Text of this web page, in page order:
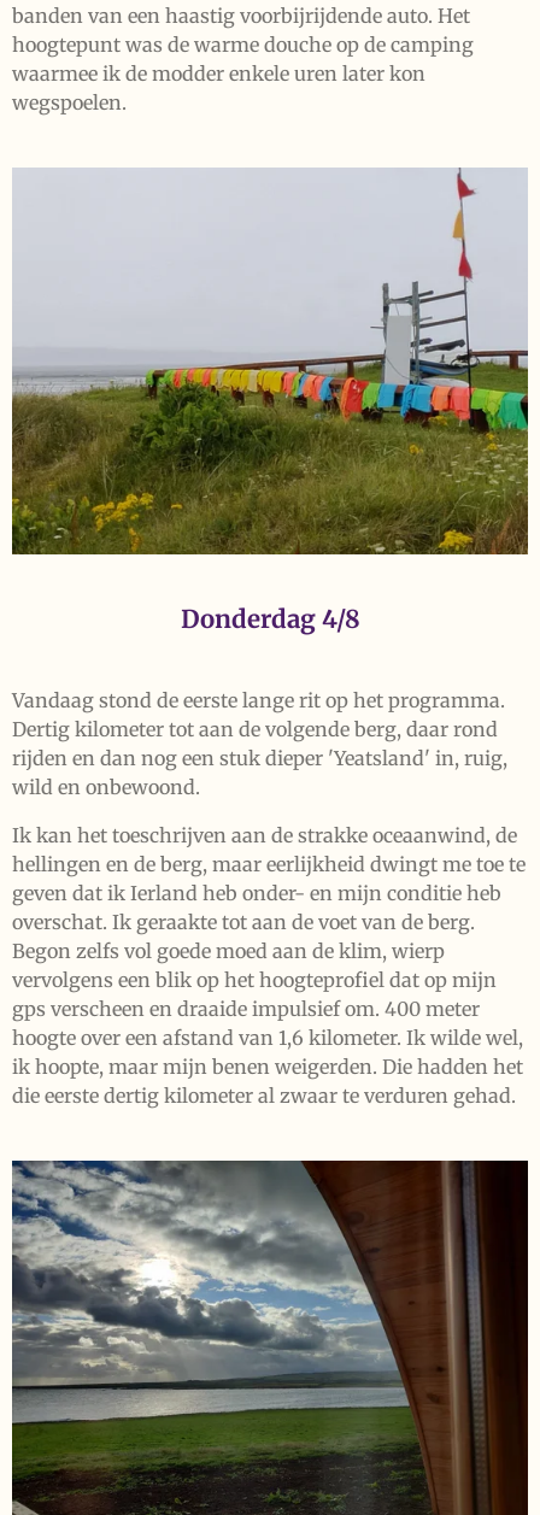
banden van een haastig voorbijrijdende auto. Het
hoogtepunt was de warme douche op de camping
waarmee ik de modder enkele uren later kon
wegspoelen.
Donderdag 4/8
Vandaag stond de eerste lange rit op het programma.
Dertig kilometer tot aan de volgende berg, daar rond
rijden en dan nog een stuk dieper 'Yeatsland' in, ruig,
wild en onbewoond.
Ik kan het toeschrijven aan de strakke oceaanwind, de
hellingen en de berg, maar eerlijkheid dwingt me toe te
geven dat ik Ierland heb onder- en mijn conditie heb
overschat. Ik geraakte tot aan de voet van de berg.
Begon zelfs vol goede moed aan de klim, wierp
vervolgens een blik op het hoogteprofiel dat op mijn
gps verscheen en draaide impulsief om. 400 meter
hoogte over een afstand van 1,6 kilometer. Ik wilde wel,
ik hoopte, maar mijn benen weigerden. Die hadden het
die eerste dertig kilometer al zwaar te verduren gehad.